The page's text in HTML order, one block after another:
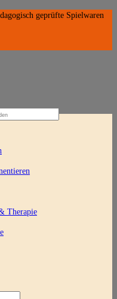
geprüfte Spielwaren
Therapie